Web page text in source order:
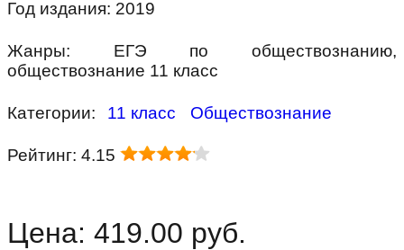
Год издания: 2019
Жанры: ЕГЭ по обществознанию,
обществознание 11 класс
Категории: 11 класс Обществознание
Рейтинг: 4.15
Цена: 419.00 руб.